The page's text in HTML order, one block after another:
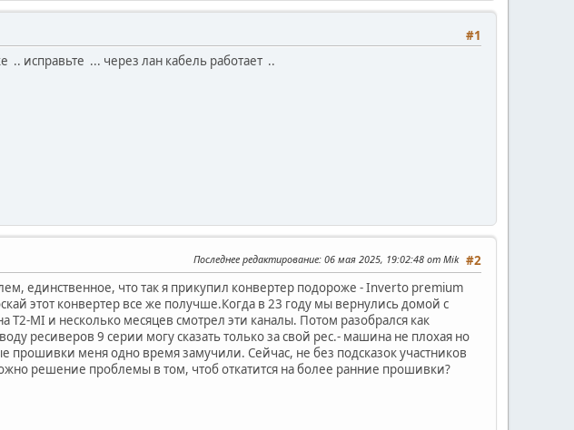
#1
исправьте ... через лан кабель работает ..
#2
Последнее редактирование: 06 мая 2025, 19:02:48 от Mik
единственное, что так я прикупил конвертер подороже - Inverto premium
этот конвертер все же получше.Когда в 23 году мы вернулись домой с
T2-MI и несколько месяцев смотрел эти каналы. Потом разобрался как
ресиверов 9 серии могу сказать только за свой рес.- машина не плохая но
прошивки меня одно время замучили. Сейчас, не без подсказок участников
решение проблемы в том, чтоб откатится на более ранние прошивки?